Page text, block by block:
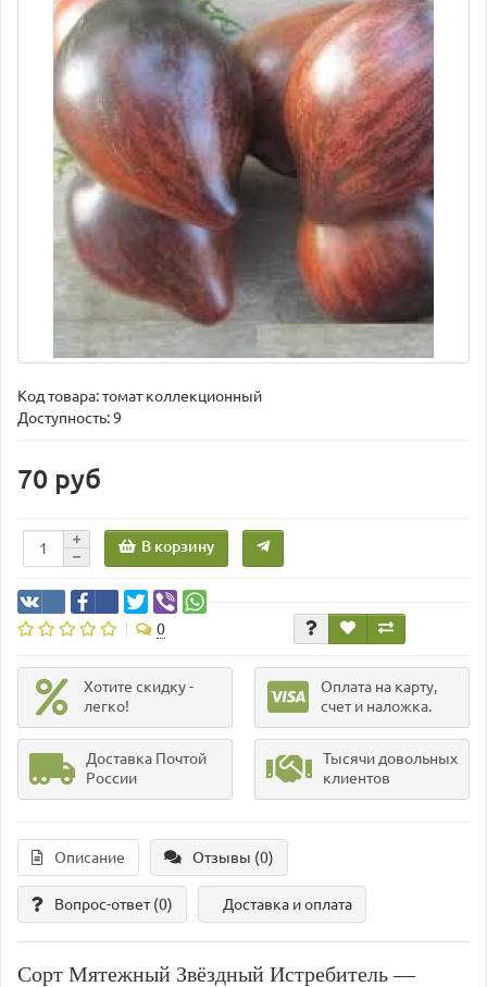
Код товара:томат коллекционный
Доступность: 9
70 руб
В корзину
0
Хотите скидку -
легко!
Оплата на карту,
счет и наложка.
Доставка Почтой
России
Тысячи довольных
клиентов
Описание Отзывы (0)
Вопрос-ответ(0) Доставка и оплата
Сорт Мятежный Звёздный Истребитель —